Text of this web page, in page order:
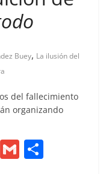
Buey, La ilusión del
del fallecimiento
organizando
T G